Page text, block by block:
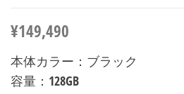
¥149,490
本体カラー：ブラック
容量：128GB